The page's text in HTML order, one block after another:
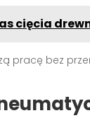
cięcia
pracę bez